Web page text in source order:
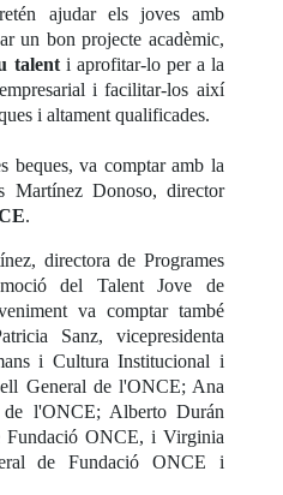
ajudar els joves amb
un bon projecte acadèmic,
talenti aprofitar-lo per a la
i facilitar-los així
i altament qualificades.
beques, va comptar amb la
Martínez Donoso, director
.
directora de Programes
del Talent Jove de
va comptar també
Sanz, vicepresidenta
i Cultura Institucional i
General de l'ONCE; Ana
de l'ONCE; Alberto Durán
Fundació ONCE, i Virginia
de Fundació ONCE i